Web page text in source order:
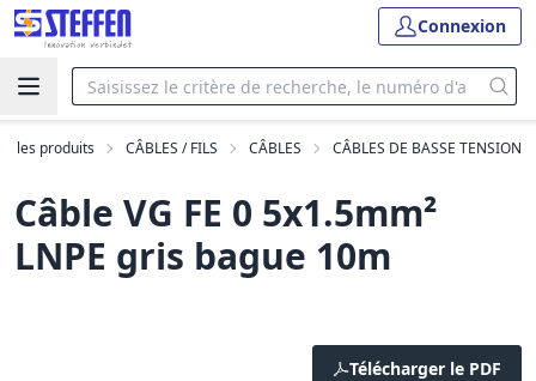
Connexion
les produits CÂBLES / FILS CÂBLES CÂBLES DE BASSE TENSION
Câble VG FE 0 5x1.5mm²
LNPE gris bague 10m
Télécharger le PDF